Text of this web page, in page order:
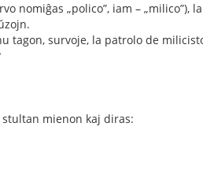
nomiĝas „polico”, iam – „milico”),
tagon, survoje, la patrolo de
mienon kaj diras: